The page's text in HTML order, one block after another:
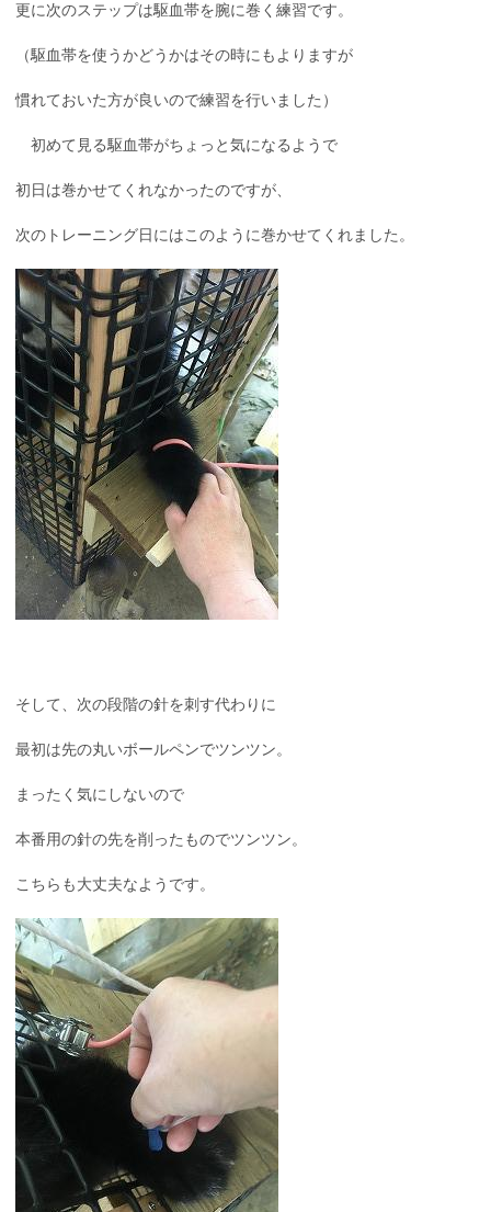
更に次のステップは駆血帯を腕に巻く練習です。
（駆血帯を使うかどうかはその時にもよりますが
慣れておいた方が良いので練習を行いました）
初めて見る駆血帯がちょっと気になるようで
初日は巻かせてくれなかったのですが、
次のトレーニング日にはこのように巻かせてくれました。
そして、次の段階の針を刺す代わりに
最初は先の丸いボールペンでツンツン。
まったく気にしないので
本番用の針の先を削ったものでツンツン。
こちらも大丈夫なようです。